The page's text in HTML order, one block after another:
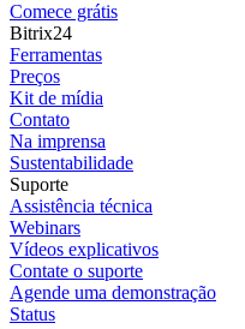
Comece grátis
Bitrix24
Ferramentas
Preços
Kit de mídia
Contato
Na imprensa
Sustentabilidade
Suporte
Assistência técnica
Webinars
Vídeos explicativos
Contate o suporte
Agende uma demonstração
Status